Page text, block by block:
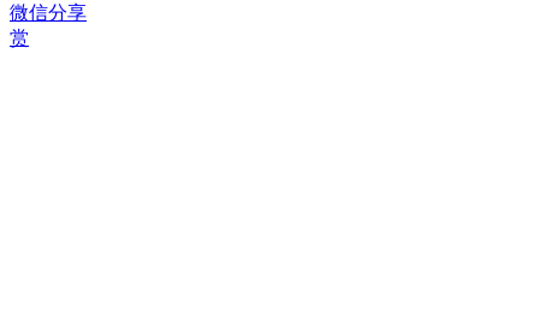
微信分享
赏